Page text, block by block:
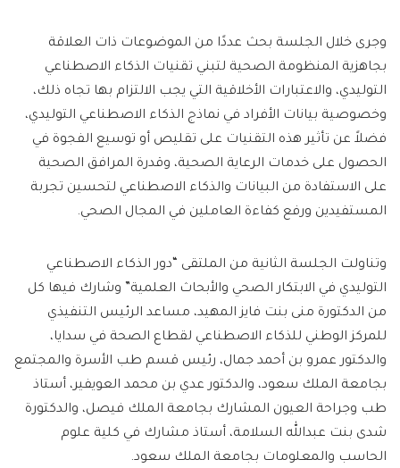
وجرى خلال الجلسة بحث عددًا من الموضوعات ذات العلاقة
بجاهزية المنظومة الصحية لتبني تقنيات الذكاء الاصطناعي
التوليدي، والاعتبارات الأخلاقية التي يجب الالتزام بها تجاه ذلك،
وخصوصية بيانات الأفراد في نماذج الذكاء الاصطناعي التوليدي،
فضلاً عن تأثير هذه التقنيات على تقليص أو توسيع الفجوة في
الحصول على خدمات الرعاية الصحية، وقدرة المرافق الصحية
على الاستفادة من البيانات والذكاء الاصطناعي لتحسين تجربة
المستفيدين ورفع كفاءة العاملين في المجال الصحي.
وتناولت الجلسة الثانية من الملتقى “دور الذكاء الاصطناعي
التوليدي في الابتكار الصحي والأبحاث العلمية” وشارك فيها كل
من الدكتورة منى بنت فايز المهيد، مساعد الرئيس التنفيذي
للمركز الوطني للذكاء الاصطناعي لقطاع الصحة في سدايا،
والدكتور عمرو بن أحمد جمال، رئيس قسم طب الأسرة والمجتمع
بجامعة الملك سعود، والدكتور عدي بن محمد العويفير، أستاذ
طب وجراحة العيون المشارك بجامعة الملك فيصل، والدكتورة
شدى بنت عبدالله السلامة، أستاذ مشارك في كلية علوم
الحاسب والمعلومات بجامعة الملك سعود.